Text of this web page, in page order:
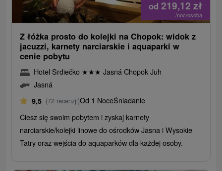
od 219,12 zł
/noc/osoba
Z łóżka prosto do kolejki na Chopok: widok z
jacuzzi, karnety narciarskie i aquaparki w
cenie pobytu
Hotel Srdiečko ★★★ Jasná Chopok Juh
Jasná
9,5 (72 recenzji)Od 1 NoceŚniadanie
Ciesz się swoim pobytem i zyskaj karnety
narciarskie/kolejki linowe do ośrodków Jasna i Wysokie
Tatry oraz wejścia do aquaparków dla każdej osoby.